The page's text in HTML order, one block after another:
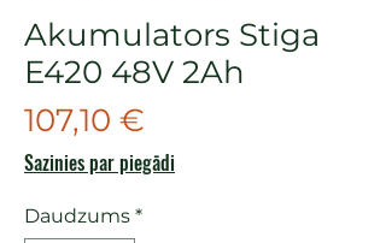
Akumulators Stiga
E420 48V 2Ah
107,10 €
Sazinies par piegādi
Daudzums *